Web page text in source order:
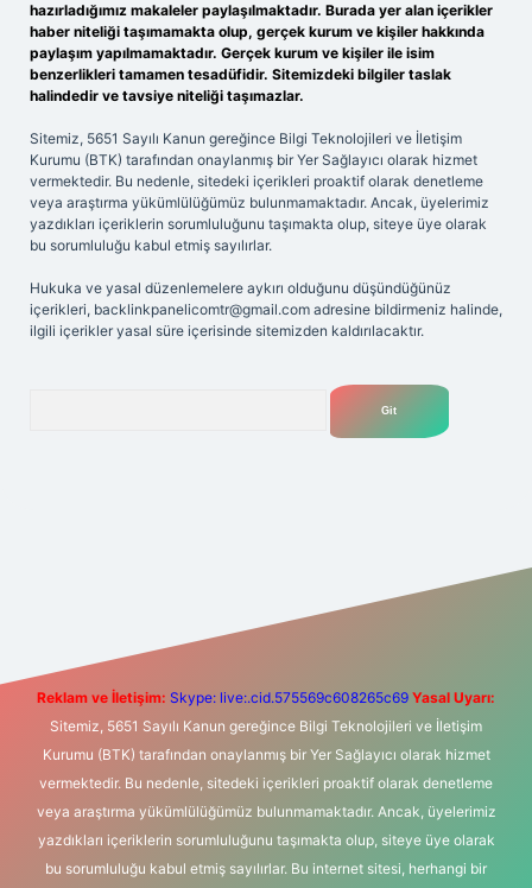
hazırladığımız makaleler paylaşılmaktadır. Burada yer alan içerikler
haber niteliği taşımamakta olup, gerçek kurum ve kişiler hakkında
paylaşım yapılmamaktadır. Gerçek kurum ve kişiler ile isim
benzerlikleri tamamen tesadüfidir. Sitemizdeki bilgiler taslak
halindedir ve tavsiye niteliği taşımazlar.
Sitemiz, 5651 Sayılı Kanun gereğince Bilgi Teknolojileri ve İletişim
Kurumu (BTK) tarafından onaylanmış bir Yer Sağlayıcı olarak hizmet
vermektedir. Bu nedenle, sitedeki içerikleri proaktif olarak denetleme
veya araştırma yükümlülüğümüz bulunmamaktadır. Ancak, üyelerimiz
yazdıkları içeriklerin sorumluluğunu taşımakta olup, siteye üye olarak
bu sorumluluğu kabul etmiş sayılırlar.
Hukuka ve yasal düzenlemelere aykırı olduğunu düşündüğünüz
içerikleri, backlinkpanelicomtr@gmail.com adresine bildirmeniz halinde,
ilgili içerikler yasal süre içerisinde sitemizden kaldırılacaktır.
m elexbet
Reklam ve İletişim: Skype: live:.cid.575569c608265c69 Yasal Uyarı:
Sitemiz, 5651 Sayılı Kanun gereğince Bilgi Teknolojileri ve İletişim
Kurumu (BTK) tarafından onaylanmış bir Yer Sağlayıcı olarak hizmet
vermektedir. Bu nedenle, sitedeki içerikleri proaktif olarak denetleme
veya araştırma yükümlülüğümüz bulunmamaktadır. Ancak, üyelerimiz
yazdıkları içeriklerin sorumluluğunu taşımakta olup, siteye üye olarak
bu sorumluluğu kabul etmiş sayılırlar. Bu internet sitesi, herhangi bir